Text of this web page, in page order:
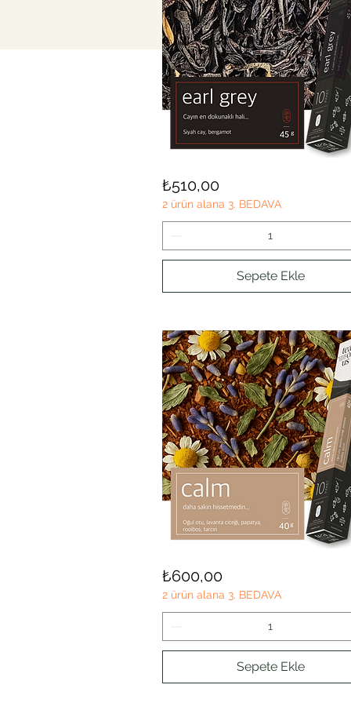
GREY
Fiyat
₺510,00
2 ürün alana 3. BEDAVA
Sepete Ekle
Fiyat
₺600,00
2 ürün alana 3. BEDAVA
Sepete Ekle